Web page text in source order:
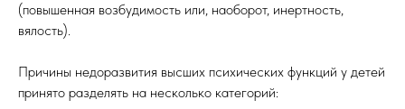
(повышенная возбудимость или, наоборот, инертность,
вялость).
Причины недоразвития высших психических функций у детей
принято разделять на несколько категорий: